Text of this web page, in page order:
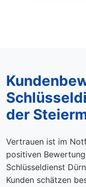
der
Vertrauen ist im
positiven
Schlüsseldienst
Kunden schätzen